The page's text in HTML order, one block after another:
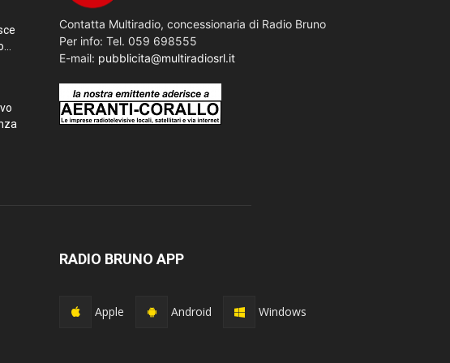
Contatta Multiradio, concessionaria di Radio Bruno
Per info: Tel. 059 698555
E-mail: pubblicita@multiradiosrl.it
RADIO BRUNO APP
Apple Android Windows